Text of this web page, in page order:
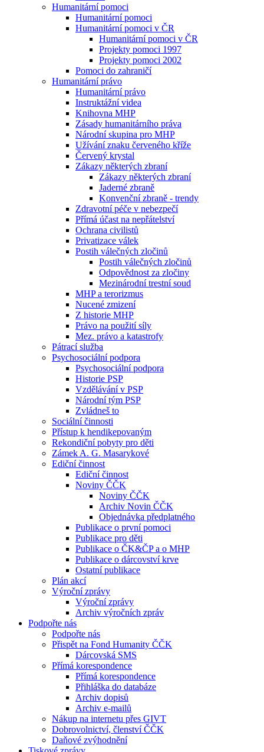
Humanitární pomoci
Humanitární pomoci
Humanitární pomoci v ČR
Humanitární pomoci v ČR
Projekty pomoci 1997
Projekty pomoci 2002
Pomoci do zahraničí
Humanitární právo
Humanitární právo
Instruktážní videa
Knihovna MHP
Zásady humanitárního práva
Národní skupina pro MHP
Užívání znaku červeného kříže
Červený krystal
Zákazy některých zbraní
Zákazy některých zbraní
Jaderné zbraně
Konvenční zbraně - trendy
Zdravotní péče v nebezpečí
Přímá účast na nepřátelství
Ochrana civilistů
Privatizace válek
Postih válečných zločinů
Postih válečných zločinů
Odpovědnost za zločiny
Mezinárodní trestní soud
MHP a terorizmus
Nucené zmizení
Z historie MHP
Právo na použití síly
Mez. právo a katastrofy
Pátrací služba
Psychosociální podpora
Psychosociální podpora
Historie PSP
Vzdělávání v PSP
Národní tým PSP
Zvládneš to
Sociální činnosti
Přístup k hendikepovaným
Rekondiční pobyty pro děti
Zámek A. G. Masarykové
Ediční činnost
Ediční činnost
Noviny ČČK
Noviny ČČK
Archiv Novin ČČK
Objednávka předplatného
Publikace o první pomoci
Publikace pro děti
Publikace o ČK&ČP a o MHP
Publikace o dárcovství krve
Ostatní publikace
Plán akcí
Výroční zprávy
Výroční zprávy
Archiv výročních zpráv
Podpořte nás
Podpořte nás
Přispět na Fond Humanity ČČK
Dárcovská SMS
Přímá korespondence
Přímá korespondence
Přihláška do databáze
Archiv dopisů
Archiv e-mailů
Nákup na internetu přes GIVT
Dobrovolnictví, členství ČČK
Daňové zvýhodnění